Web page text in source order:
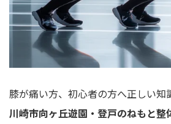
膝が痛い方、初心者の方へ正しい知
川崎市向ヶ丘遊園・登戸のねもと